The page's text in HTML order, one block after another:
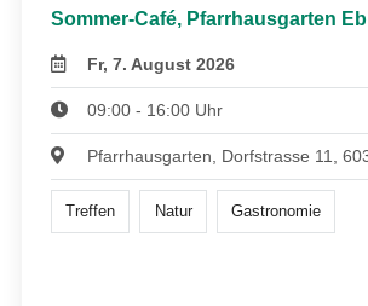
Sommer-Café, Pfarrhausgarten
Fr, 7. August 2026
09:00 - 16:00 Uhr
Pfarrhausgarten, Dorfstrasse 11,
Treffen Natur Gastronomie